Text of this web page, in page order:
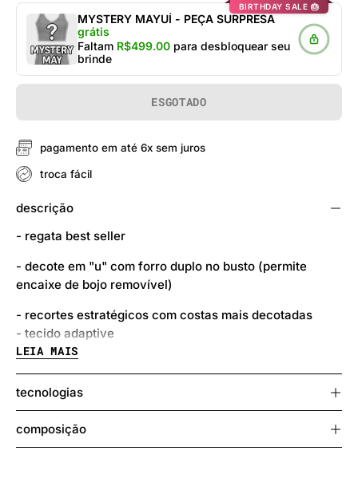
BIRTHDAY SALE 🎂
MYSTERY MAYUÍ - PEÇA SURPRESA
grátis
Faltam R$499.00 para desbloquear seu
brinde
ESGOTADO
pagamento em até 6x sem juros
troca fácil
descrição
- regata best seller
- decote em "u" com forro duplo no busto (permite
encaixe de bojo removível)
- recortes estratégicos com costas mais decotadas
- tecido adaptive
Modelo, veste P.
LEIA MAIS
tecnologias
composição